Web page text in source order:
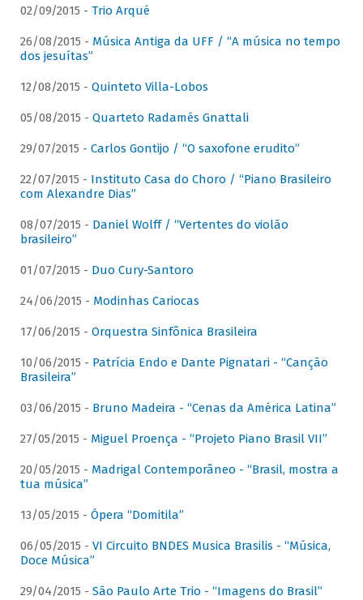
02/09/2015 - Trio Arqué
26/08/2015 - Música Antiga da UFF / “A música no tempo
dos jesuítas”
12/08/2015 - Quinteto Villa-Lobos
05/08/2015 - Quarteto Radamés Gnattali
29/07/2015 - Carlos Gontijo / “O saxofone erudito”
22/07/2015 - Instituto Casa do Choro / “Piano Brasileiro
com Alexandre Dias”
08/07/2015 - Daniel Wolff / “Vertentes do violão
brasileiro”
01/07/2015 - Duo Cury-Santoro
24/06/2015 - Modinhas Cariocas
17/06/2015 - Orquestra Sinfônica Brasileira
10/06/2015 - Patrícia Endo e Dante Pignatari - “Canção
Brasileira”
03/06/2015 - Bruno Madeira - “Cenas da América Latina”
27/05/2015 - Miguel Proença - “Projeto Piano Brasil VII”
20/05/2015 - Madrigal Contemporâneo - “Brasil, mostra a
tua música”
13/05/2015 - Ópera “Domitila”
06/05/2015 - VI Circuito BNDES Musica Brasilis - “Música,
Doce Música”
29/04/2015 - São Paulo Arte Trio - “Imagens do Brasil”